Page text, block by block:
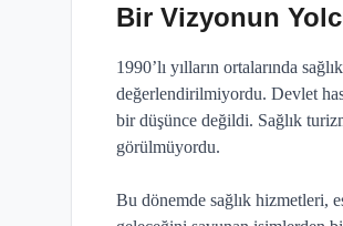
Bir Vizyonun
1990’lı yılların ortalarında
değerlendirilmiyordu. Devlet
bir düşünce değildi. Sağlık
görülmüyordu.
Bu dönemde sağlık hizmetleri,